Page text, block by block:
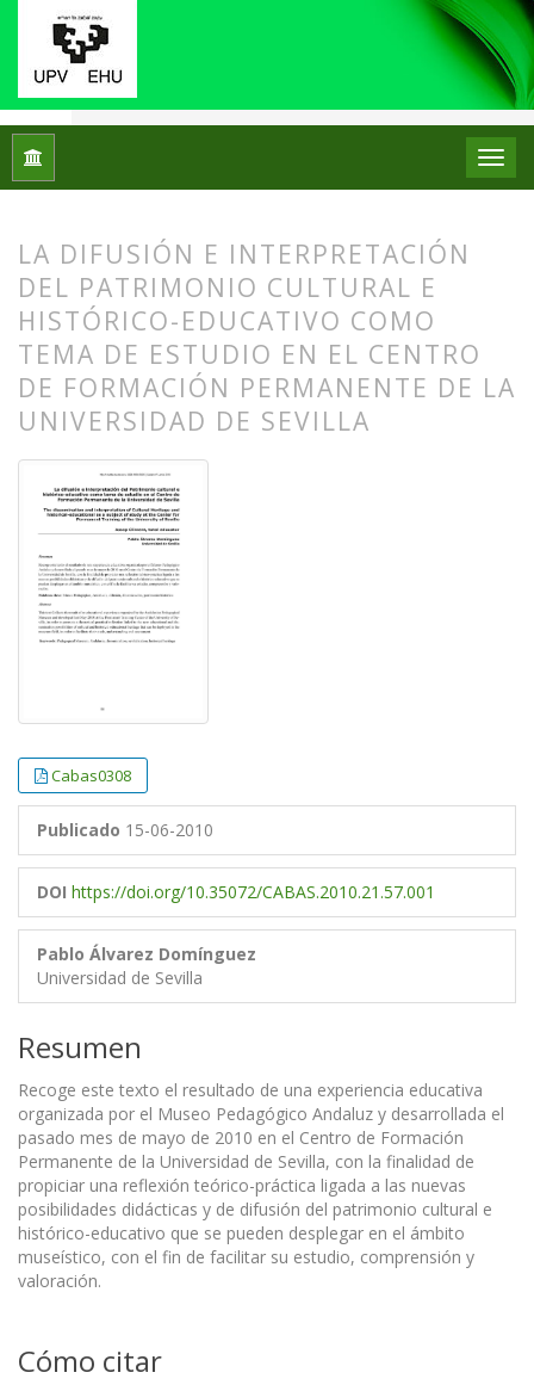
Inicio
LA DIFUSIÓN E INTERPRETACIÓN
DEL PATRIMONIO CULTURAL E
HISTÓRICO-EDUCATIVO COMO
TEMA DE ESTUDIO EN EL CENTRO
DE FORMACIÓN PERMANENTE DE LA
UNIVERSIDAD DE SEVILLA
Cabas0308
Publicado 15-06-2010
DOI https://doi.org/10.35072/CABAS.2010.21.57.001
Pablo Álvarez Domínguez
Universidad de Sevilla
Resumen
Recoge este texto el resultado de una experiencia educativa
organizada por el Museo Pedagógico Andaluz y desarrollada el
pasado mes de mayo de 2010 en el Centro de Formación
Permanente de la Universidad de Sevilla, con la finalidad de
propiciar una reflexión teórico-práctica ligada a las nuevas
posibilidades didácticas y de difusión del patrimonio cultural e
histórico-educativo que se pueden desplegar en el ámbito
museístico, con el fin de facilitar su estudio, comprensión y
valoración.
Cómo citar